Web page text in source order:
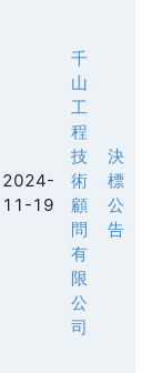
2024-
11-19
千
山
工
程
技
術
顧
問
有
限
公
司
決
標
公
告